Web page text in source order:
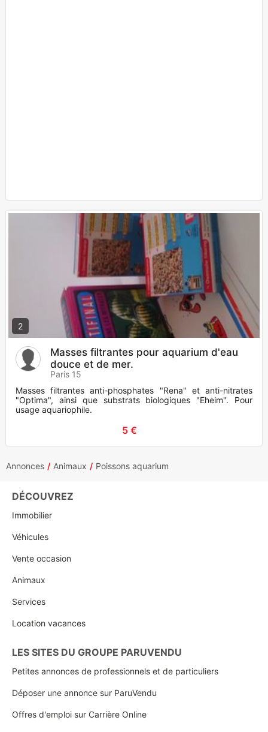
2
Masses filtrantes pour aquarium d'eau
douce et de mer.
Paris 15
Masses filtrantes anti-phosphates "Rena" et anti-nitrates
"Optima", ainsi que substrats biologiques "Eheim". Pour
usage aquariophile.
5 €
Annonces Animaux Poissons aquarium
DÉCOUVREZ
Immobilier
Véhicules
Vente occasion
Animaux
Services
Location vacances
LES SITES DU GROUPE PARUVENDU
Petites annonces de professionnels et de particuliers
Déposer une annonce sur ParuVendu
Offres d'emploi sur Carrière Online